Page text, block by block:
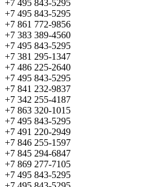
+7 495 843-5295
+7 495 843-5295
+7 861 772-9856
+7 383 389-4560
+7 495 843-5295
+7 381 295-1347
+7 486 225-2640
+7 495 843-5295
+7 841 232-9837
+7 342 255-4187
+7 863 320-1015
+7 495 843-5295
+7 491 220-2949
+7 846 255-1597
+7 845 294-6847
+7 869 277-7105
+7 495 843-5295